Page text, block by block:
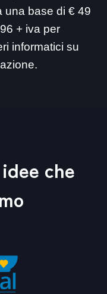
una base di € 49
+ iva per
informatici su
che